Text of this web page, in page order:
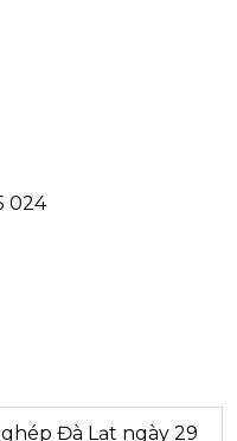
024
Đà Lạt ngày 29